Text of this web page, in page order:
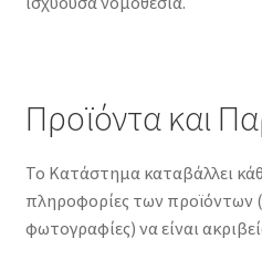
Προϊόντα και
Το Κατάστημα καταβάλλει
πληροφορίες των προϊόντων
φωτογραφίες) να είναι